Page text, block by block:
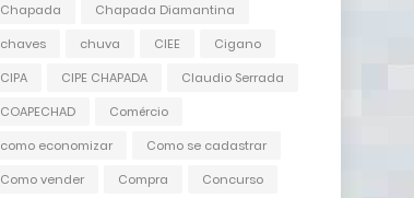
Chapada
Chapada Diamantina
chaves
chuva CIEE
Cigano
CIPA
CIPE CHAPADA
Claudio Serrada
COAPECHAD
Comércio
como economizar
Como se cadastrar
Como vender
Compra
Concurso